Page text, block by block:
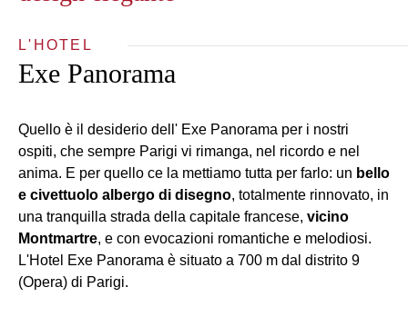
L'HOTEL
Exe Panorama
Quello è il desiderio dell' Exe Panorama per i nostri
ospiti, che sempre Parigi vi rimanga, nel ricordo e nel
anima. E per quello ce la mettiamo tutta per farlo: un bello
e civettuolo albergo di disegno, totalmente rinnovato, in
una tranquilla strada della capitale francese, vicino
Montmartre, e con evocazioni romantiche e melodiosi.
L'Hotel Exe Panorama è situato a 700 m dal distrito 9
(Opera) di Parigi.